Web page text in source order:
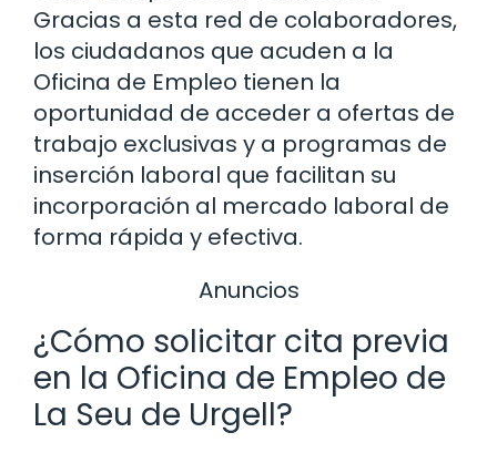
Gracias a esta red de colaboradores,
los ciudadanos que acuden a la
Oficina de Empleo tienen la
oportunidad de acceder a ofertas de
trabajo exclusivas y a programas de
inserción laboral que facilitan su
incorporación al mercado laboral de
forma rápida y efectiva.
Anuncios
¿Cómo solicitar cita previa
en la Oficina de Empleo de
La Seu de Urgell?